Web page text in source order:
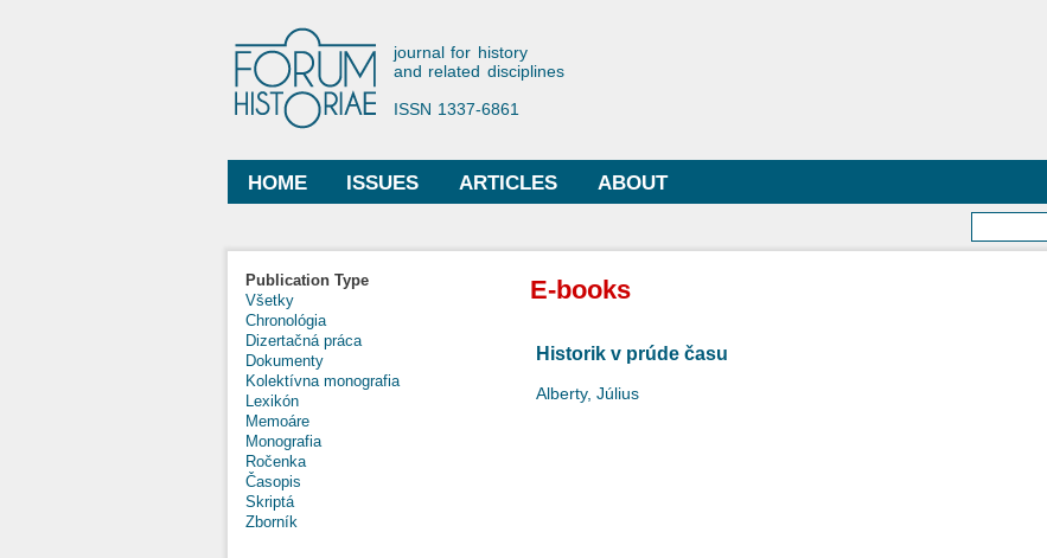
Forum Historiae
journal for history
and related disciplines
ISSN 1337-6861
Main menu
HOME ISSUES ARTICLES ABOUT
Publication Type
Všetky
Chronológia
Dizertačná práca
Dokumenty
Kolektívna monografia
Lexikón
Memoáre
Monografia
Ročenka
Časopis
Skriptá
Zborník
E-books
Historik v prúde času
Alberty, Július